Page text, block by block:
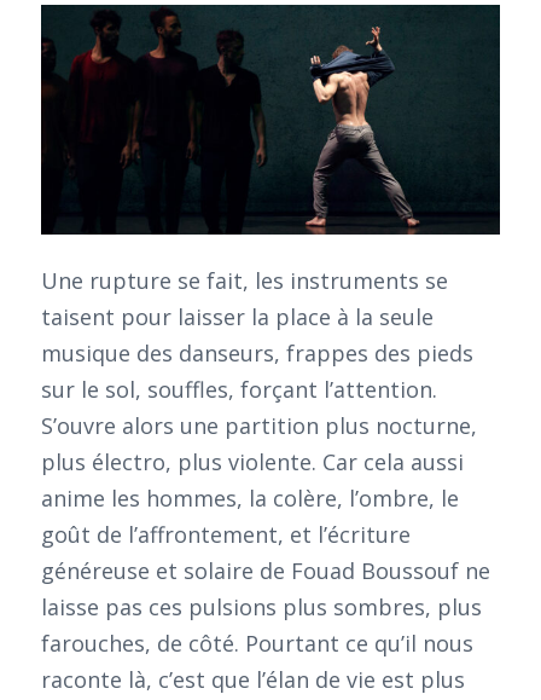
Une rupture se fait, les instruments se
taisent pour laisser la place à la seule
musique des danseurs, frappes des pieds
sur le sol, souffles, forçant l’attention.
S’ouvre alors une partition plus nocturne,
plus électro, plus violente. Car cela aussi
anime les hommes, la colère, l’ombre, le
goût de l’affrontement, et l’écriture
généreuse et solaire de Fouad Boussouf ne
laisse pas ces pulsions plus sombres, plus
farouches, de côté. Pourtant ce qu’il nous
raconte là, c’est que l’élan de vie est plus